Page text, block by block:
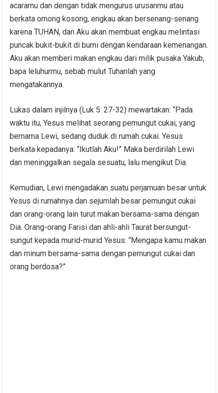
acaramu dan dengan tidak mengurus urusanmu atau
berkata omong kosong, engkau akan bersenang-senang
karena TUHAN, dan Aku akan membuat engkau melintasi
puncak bukit-bukit di bumi dengan kendaraan kemenangan.
Aku akan memberi makan engkau dari milik pusaka Yakub,
bapa leluhurmu, sebab mulut Tuhanlah yang
mengatakannya.
Lukas dalam injilnya (Luk 5: 27-32) mewartakan: “Pada
waktu itu, Yesus melihat seorang pemungut cukai, yang
bernama Lewi, sedang duduk di rumah cukai. Yesus
berkata kepadanya: “Ikutlah Aku!” Maka berdirilah Lewi
dan meninggalkan segala sesuatu, lalu mengikut Dia.
Kemudian, Lewi mengadakan suatu perjamuan besar untuk
Yesus di rumahnya dan sejumlah besar pemungut cukai
dan orang-orang lain turut makan bersama-sama dengan
Dia. Orang-orang Farisi dan ahli-ahli Taurat bersungut-
sungut kepada murid-murid Yesus: “Mengapa kamu makan
dan minum bersama-sama dengan pemungut cukai dan
orang berdosa?”